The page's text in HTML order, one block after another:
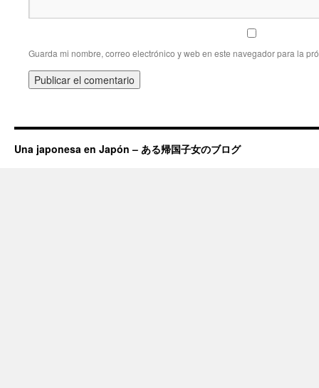
Guarda mi nombre, correo electrónico y web en este navegador para la
Una japonesa en Japón – ある帰国子女のブログ